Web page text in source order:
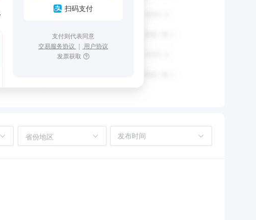
扫码支付
支付则代表同意
交易服务协议 ｜ 用户协议
发票获取
省份地区